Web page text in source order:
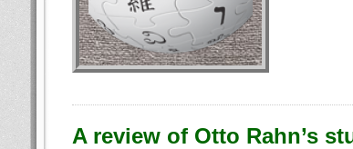
A review of Otto Rahn’s